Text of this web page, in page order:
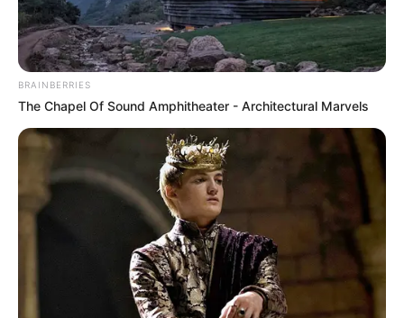
BRAINBERRIES
The Chapel Of Sound Amphitheater - Architectural Marvels